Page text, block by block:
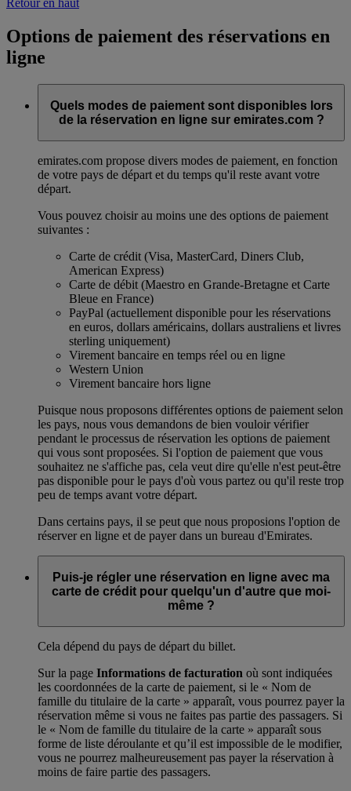
Retour en haut
Options de paiement des réservations en
ligne
Quels modes de paiement sont disponibles lors
de la réservation en ligne sur emirates.com ?
emirates.com propose divers modes de paiement, en fonction
de votre pays de départ et du temps qu'il reste avant votre
départ.
Vous pouvez choisir au moins une des options de paiement
suivantes :
Carte de crédit (Visa, MasterCard, Diners Club,
American Express)
Carte de débit (Maestro en Grande-Bretagne et Carte
Bleue en France)
PayPal (actuellement disponible pour les réservations
en euros, dollars américains, dollars australiens et livres
sterling uniquement)
Virement bancaire en temps réel ou en ligne
Western Union
Virement bancaire hors ligne
Puisque nous proposons différentes options de paiement selon
les pays, nous vous demandons de bien vouloir vérifier
pendant le processus de réservation les options de paiement
qui vous sont proposées. Si l'option de paiement que vous
souhaitez ne s'affiche pas, cela veut dire qu'elle n'est peut-être
pas disponible pour le pays d'où vous partez ou qu'il reste trop
peu de temps avant votre départ.
Dans certains pays, il se peut que nous proposions l'option de
réserver en ligne et de payer dans un bureau d'Emirates.
Puis-je régler une réservation en ligne avec ma
carte de crédit pour quelqu'un d'autre que moi-
même ?
Cela dépend du pays de départ du billet.
Sur la page Informations de facturation où sont indiquées
les coordonnées de la carte de paiement, si le « Nom de
famille du titulaire de la carte » apparaît, vous pourrez payer la
réservation même si vous ne faites pas partie des passagers. Si
le « Nom de famille du titulaire de la carte » apparaît sous
forme de liste déroulante et qu’il est impossible de le modifier,
vous ne pourrez malheureusement pas payer la réservation à
moins de faire partie des passagers.